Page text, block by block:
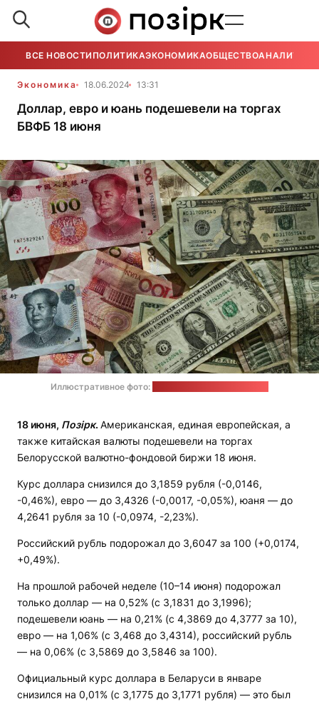
ВСЕ НОВОСТИ ПОЛИТИКАЭКОНОМИКАОБЩЕСТВОАНАЛИТИКА
Экономика 18.06.2024 13:31
Доллар, евро и юань подешевели на торгах
БВФБ 18 июня
Иллюстративное фото:
18 июня, Позірк. Американская, единая европейская, а
также китайская валюты подешевели на торгах
Белорусской валютно-фондовой биржи 18 июня.
Курс доллара снизился до 3,1859 рубля (-0,0146,
-0,46%), евро — до 3,4326 (-0,0017, -0,05%), юаня — до
4,2641 рубля за 10 (-0,0974, -2,23%).
Российский рубль подорожал до 3,6047 за 100 (+0,0174,
+0,49%).
На прошлой рабочей неделе (10–14 июня) подорожал
только доллар — на 0,52% (с 3,1831 до 3,1996);
подешевели юань — на 0,21% (с 4,3869 до 4,3777 за 10),
евро — на 1,06% (с 3,468 до 3,4314), российский рубль
— на 0,06% (с 3,5869 до 3,5846 за 100).
Официальный курс доллара в Беларуси в январе
снизился на 0,01% (с 3,1775 до 3,1771 рубля) — это был